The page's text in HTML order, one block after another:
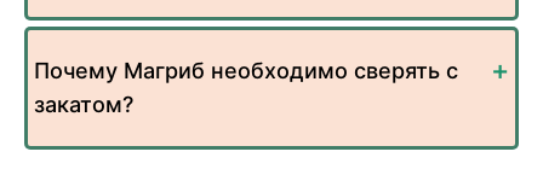
Почему Магриб необходимо сверять с
закатом?